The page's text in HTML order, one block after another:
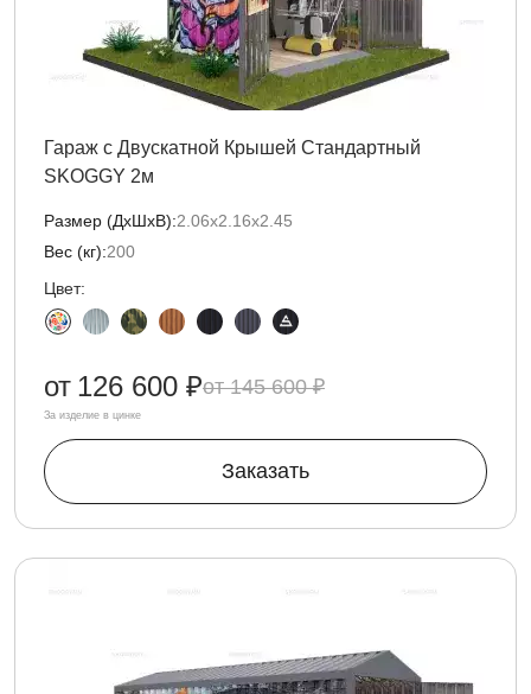
Гараж с Двускатной Крышей Стандартный
SKOGGY 2м
Размер (ДxШxВ):2.06х2.16х2.45
Вес (кг):200
Цвет:
145 600 ₽
от 126 600 ₽
За изделие в цинке
Заказать